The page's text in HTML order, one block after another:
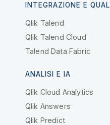
INTEGRAZIONE E
Qlik Talend
Qlik Talend Cloud
Talend Data Fabric
ANALISI E IA
Qlik Cloud Analytics
Qlik Answers
Qlik Predict